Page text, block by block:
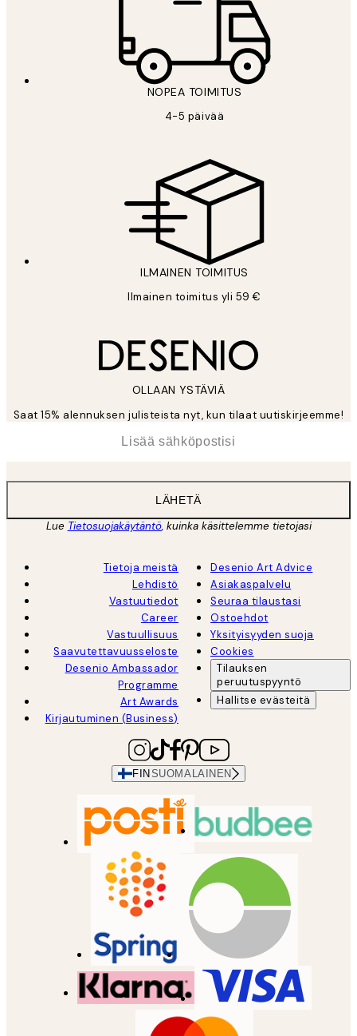
NOPEA TOIMITUS
4-5 päivää
ILMAINEN TOIMITUS
Ilmainen toimitus yli 59 €
OLLAAN YSTÄVIÄ
Saat 15% alennuksen julisteista nyt, kun tilaat uutiskirjeemme!
LÄHETÄ
Lue Tietosuojakäytäntö, kuinka käsittelemme tietojasi
Tietoja meistä
Lehdistö
Vastuutiedot
Career
Vastuullisuus
Saavutettavuusseloste
Desenio Ambassador
Programme
Art Awards
Kirjautuminen (Business)
Desenio Art Advice
Asiakaspalvelu
Seuraa tilaustasi
Ostoehdot
Yksityisyyden suoja
Cookies
Tilauksen
peruutuspyyntö
Hallitse evästeitä
FIN SUOMALAINEN